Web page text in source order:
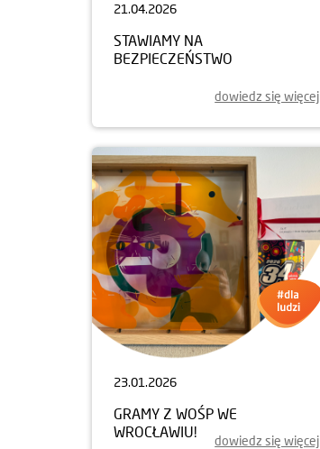
21.04.2026
STAWIAMY NA
BEZPIECZEŃSTWO
dowiedz się więcej
23.01.2026
GRAMY Z WOŚP WE
WROCŁAWIU!
dowiedz się więcej